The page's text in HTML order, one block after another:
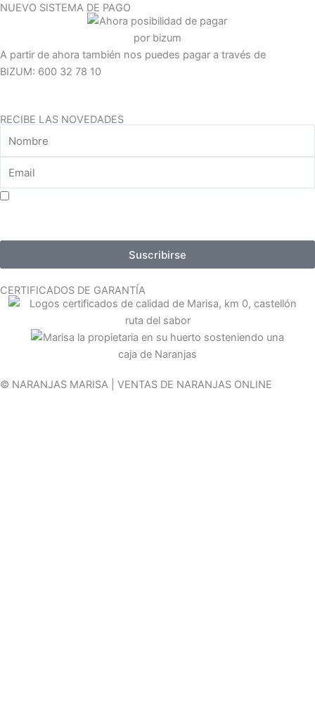
NUEVO SISTEMA DE PAGO
A partir de ahora también nos puedes pagar a través de
BIZUM: 600 32 78 10
RECIBE LAS NOVEDADES
Suscribirse
CERTIFICADOS DE GARANTÍA
© NARANJAS MARISA | VENTAS DE NARANJAS ONLINE